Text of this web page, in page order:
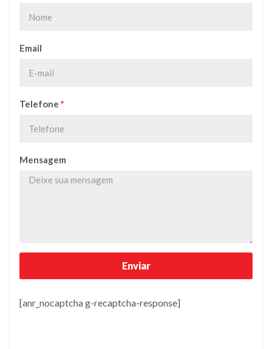
Email
Telefone *
Mensagem
[anr_nocaptcha g-recaptcha-response]